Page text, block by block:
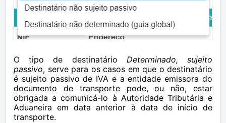
O tipo de destinatário Determinado, sujeito
passivo, serve para os casos em que o destinatário
é sujeito passivo de IVA e a entidade emissora do
documento de transporte pode, ou não, estar
obrigada a comunicá-lo à Autoridade Tributária e
Aduaneira em data anterior à data de início de
transporte.